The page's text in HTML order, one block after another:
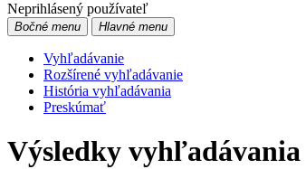
Neprihlásený používateľ
Bočné menu Hlavné menu
Vyhľadávanie
Rozšírené vyhľadávanie
História vyhľadávania
Preskúmať
Výsledky vyhľadávania